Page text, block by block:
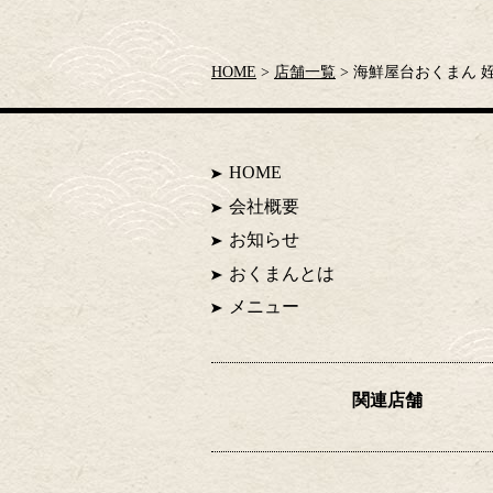
HOME 店舗一覧 海鮮屋台おくまん
HOME
会社概要
お知らせ
おくまんとは
メニュー
関連店舗